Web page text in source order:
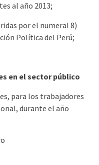
al año 2013;
por el numeral 8)
Política del Perú;
en el sector público
para los trabajadores
durante el año